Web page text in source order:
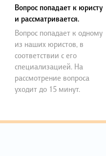
Вопрос попадает к юристу
и рассматривается.
Вопрос попадает к одному
из наших юристов, в
соответствии с его
специализацией. На
рассмотрение вопроса
уходит до 15 минут.